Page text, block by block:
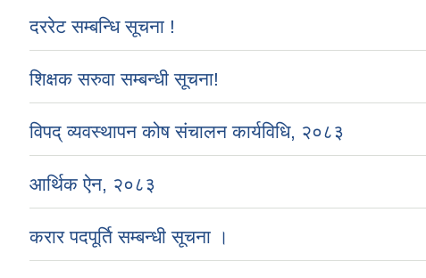
दररेट सम्बन्धि सूचना !
शिक्षक सरुवा सम्बन्धी सूचना!
विपद् व्यवस्थापन कोष संचालन कार्यविधि, २०८३
आर्थिक ऐन, २०८३
करार पदपूर्ति सम्बन्धी सूचना ।